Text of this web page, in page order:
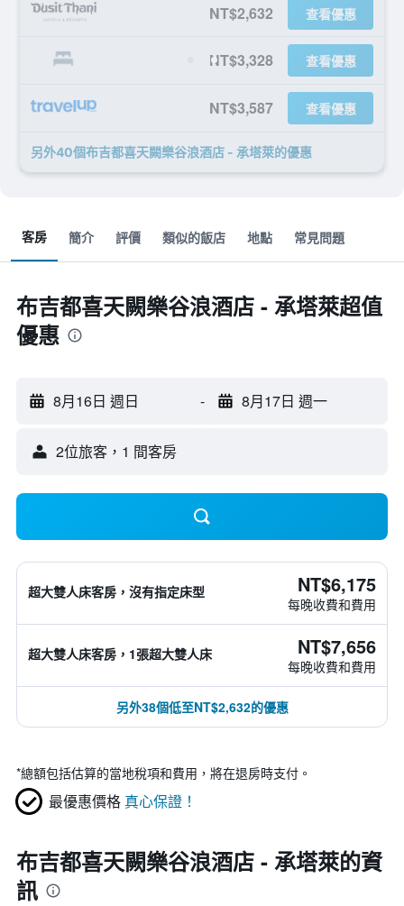
NT$2,632 查看優惠
NT$3,328 查看優惠
NT$3,587 查看優惠
另外40個布吉都喜天闕樂谷浪酒店 - 承塔萊​的優惠
客房 簡介 評價 類似的飯店 地點 常見問題
布吉都喜天闕樂谷浪酒店 - 承塔萊超值
優惠
8月16日 週日 - 8月17日 週一
2位旅客，1 間客房
超大雙人床客房，沒有指定床型 NT$6,175
每晚收費和費用
超大雙人床客房，1張超大雙人床 NT$7,656
每晚收費和費用
另外38個低至NT$2,632的優惠
*總額包括估算的當地稅項和費用，將在退房時支付。
最優惠價格 真心保證！
布吉都喜天闕樂谷浪酒店 - 承塔萊的資
訊